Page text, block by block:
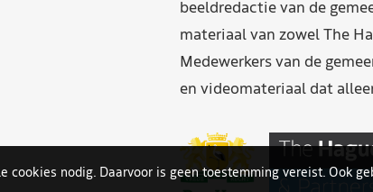
beeldredactie van de
materiaal van zowel The
Medewerkers van de
en videomateriaal dat
nodig. Daarvoor is geen toestemming vereist. Ook